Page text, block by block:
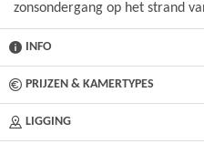
zonsondergang op het strand
INFO
PRIJZEN & KAMERTYPES
LIGGING